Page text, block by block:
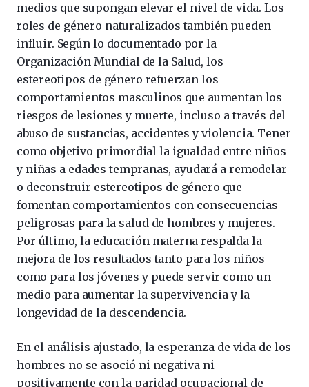
medios que supongan elevar el nivel de vida. Los
roles de género naturalizados también pueden
influir. Según lo documentado por la
Organización Mundial de la Salud, los
estereotipos de género refuerzan los
comportamientos masculinos que aumentan los
riesgos de lesiones y muerte, incluso a través del
abuso de sustancias, accidentes y violencia. Tener
como objetivo primordial la igualdad entre niños
y niñas a edades tempranas, ayudará a remodelar
o deconstruir estereotipos de género que
fomentan comportamientos con consecuencias
peligrosas para la salud de hombres y mujeres.
Por último, la educación materna respalda la
mejora de los resultados tanto para los niños
como para los jóvenes y puede servir como un
medio para aumentar la supervivencia y la
longevidad de la descendencia.
En el análisis ajustado, la esperanza de vida de los
hombres no se asoció ni negativa ni
positivamente con la paridad ocupacional de